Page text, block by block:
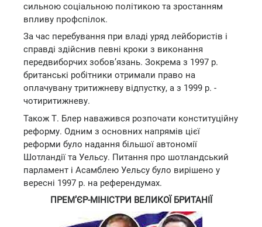
сильною соціальною політикою та зростанням
впливу профспілок.
За час перебування при владі уряд лейбористів і
справді здійснив певні кроки з виконання
передвиборчих зобов’язань. Зокрема з 1997 р.
британські робітники отримали право на
оплачувану тритижневу відпустку, а з 1999 р. -
чотиритижневу.
Також Т. Блер наважився розпочати конституційну
реформу. Одним з основних напрямів цієї
реформи було надання більшої автономії
Шотландії та Уельсу. Питання про шотландський
парламент і Асамблею Уельсу було вирішено у
вересні 1997 р. на референдумах.
ПРЕМ’ЄР-МІНІСТРИ ВЕЛИКОЇ БРИТАНІЇ